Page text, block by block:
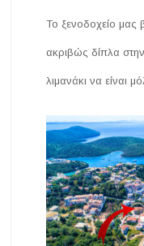
Το ξενοδοχείο μας
ακριβώς δίπλα
λιμανάκι να είναι